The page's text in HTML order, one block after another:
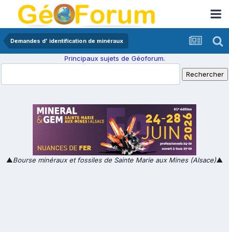
Demandes d' identification de minéraux
Principaux sujets de Géoforum.
▲Bourse minéraux et fossiles de Sainte Marie aux Mines (Alsace)▲